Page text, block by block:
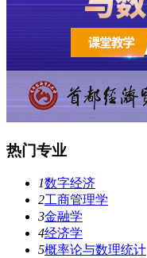
热门专业
1数字经济
2工商管理学
3金融学
4经济学
5概率论与数理统计